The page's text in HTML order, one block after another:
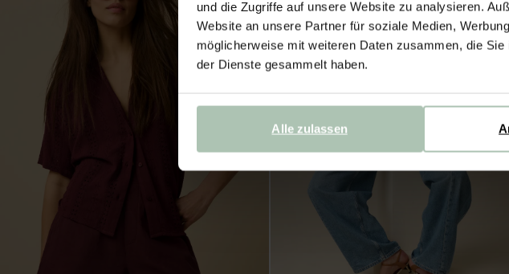
und die Zugriffe auf unsere Website zu analysieren.
Website an unsere Partner für soziale Medien,
möglicherweise mit weiteren Daten zusammen, die
der Dienste gesammelt haben.
Alle zulassen